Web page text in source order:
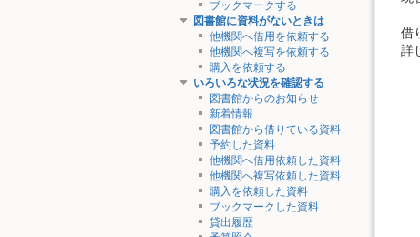
ブックマークする
図書館に資料がないときは
他機関へ借用を依頼する
他機関へ複写を依頼する
購入を依頼する
いろいろな状況を確認する
図書館からのお知らせ
新着情報
図書館から借りている資料
予約した資料
他機関へ借用依頼した資料
他機関へ複写依頼した資料
購入を依頼した資料
ブックマークした資料
貸出履歴
借
詳